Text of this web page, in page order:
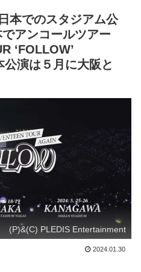
本でのスタジアム公
アンコールツアー
‘FOLLOW’
演は５月に大阪と
(P)&(C) PLEDIS Entertainment
2024.01.30